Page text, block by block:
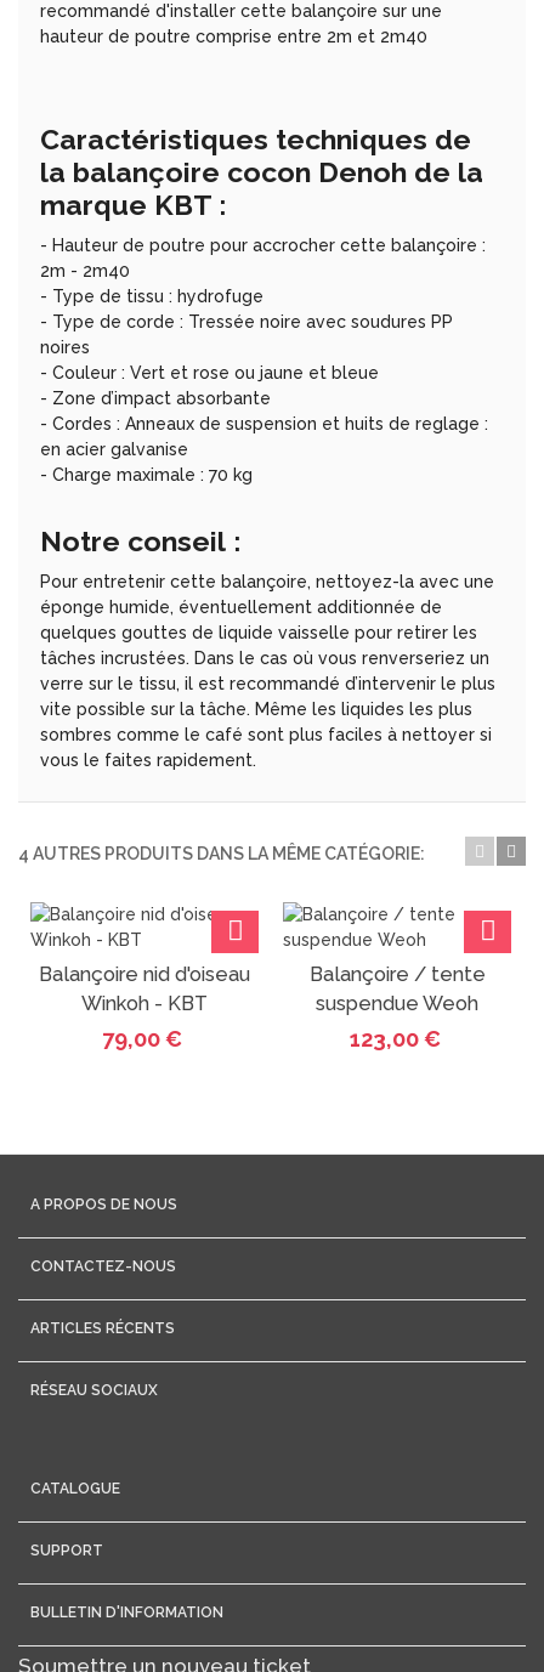
recommandé d'installer cette balançoire sur une
hauteur de poutre comprise entre 2m et 2m40
Caractéristiques techniques de
la balançoire cocon Denoh de la
marque KBT :
- Hauteur de poutre pour accrocher cette balançoire :
2m - 2m40
- Type de tissu : hydrofuge
- Type de corde : Tressée noire avec soudures PP
noires
- Couleur : Vert et rose ou jaune et bleue
- Zone d’impact absorbante
- Cordes : Anneaux de suspension et huits de reglage :
en acier galvanise
- Charge maximale : 70 kg
Notre conseil :
Pour entretenir cette balançoire, nettoyez-la avec une
éponge humide, éventuellement additionnée de
quelques gouttes de liquide vaisselle pour retirer les
tâches incrustées. Dans le cas où vous renverseriez un
verre sur le tissu, il est recommandé d’intervenir le plus
vite possible sur la tâche. Même les liquides les plus
sombres comme le café sont plus faciles à nettoyer si
vous le faites rapidement.
4 AUTRES PRODUITS DANS LA MÊME CATÉGORIE:
Balançoire nid d'oiseau
Winkoh - KBT
79,00 €
Balançoire / tente
suspendue Weoh
123,00 €
A PROPOS DE NOUS
CONTACTEZ-NOUS
ARTICLES RÉCENTS
RÉSEAU SOCIAUX
CATALOGUE
SUPPORT
BULLETIN D'INFORMATION
Soumettre un nouveau ticket